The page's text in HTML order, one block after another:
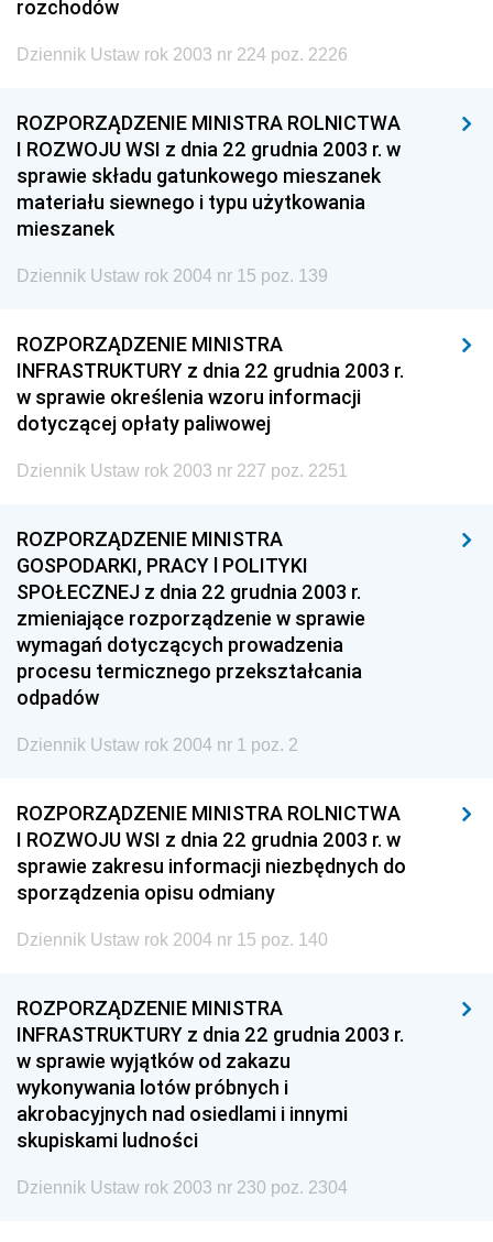
rozchodów
Dziennik Ustaw rok 2003 nr 224 poz. 2226
ROZPORZĄDZENIE MINISTRA ROLNICTWA
I ROZWOJU WSI z dnia 22 grudnia 2003 r. w
sprawie składu gatunkowego mieszanek
materiału siewnego i typu użytkowania
mieszanek
Dziennik Ustaw rok 2004 nr 15 poz. 139
ROZPORZĄDZENIE MINISTRA
INFRASTRUKTURY z dnia 22 grudnia 2003 r.
w sprawie określenia wzoru informacji
dotyczącej opłaty paliwowej
Dziennik Ustaw rok 2003 nr 227 poz. 2251
ROZPORZĄDZENIE MINISTRA
GOSPODARKI, PRACY l POLITYKI
SPOŁECZNEJ z dnia 22 grudnia 2003 r.
zmieniające rozporządzenie w sprawie
wymagań dotyczących prowadzenia
procesu termicznego przekształcania
odpadów
Dziennik Ustaw rok 2004 nr 1 poz. 2
ROZPORZĄDZENIE MINISTRA ROLNICTWA
I ROZWOJU WSI z dnia 22 grudnia 2003 r. w
sprawie zakresu informacji niezbędnych do
sporządzenia opisu odmiany
Dziennik Ustaw rok 2004 nr 15 poz. 140
ROZPORZĄDZENIE MINISTRA
INFRASTRUKTURY z dnia 22 grudnia 2003 r.
w sprawie wyjątków od zakazu
wykonywania lotów próbnych i
akrobacyjnych nad osiedlami i innymi
skupiskami ludności
Dziennik Ustaw rok 2003 nr 230 poz. 2304